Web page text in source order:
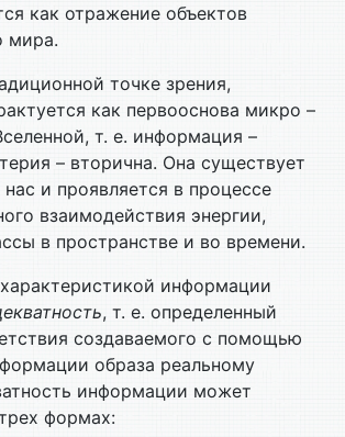
как отражение объектов
мира.
точке зрения,
как первооснова микро –
т. е. информация –
– вторична. Она существует
и проявляется в процессе
взаимодействия энергии,
в пространстве и во времени.
информации
, т. е. определенный
создаваемого с помощью
образа реальному
информации может
формах: